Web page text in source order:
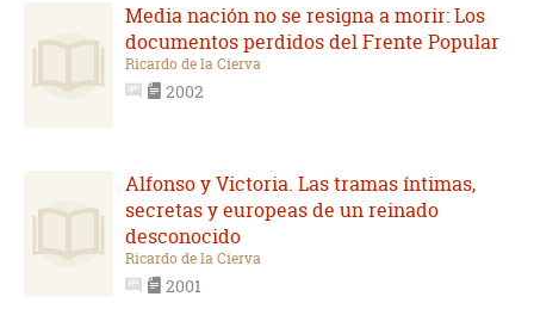
Media nación no se resigna a morir: Los
documentos perdidos del Frente Popular
Ricardo de la Cierva
2002
Alfonso y Victoria. Las tramas íntimas,
secretas y europeas de un reinado
desconocido
Ricardo de la Cierva
2001